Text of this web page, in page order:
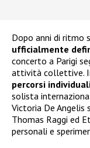
Dopo anni di ritmo
ufficialmente
concerto a Parigi
attività collettive.
percorsi
solista
Victoria De Angelis
Thomas Raggi ed
personali e